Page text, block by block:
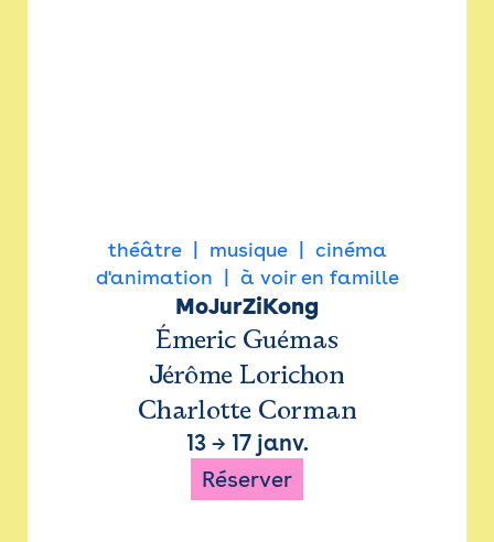
théâtre musique
cinéma
d'animation
à voir en famille
MoJurZiKong
Émeric Guémas
Jérôme Lorichon
Charlotte Corman
13→ 17 janv.
Réserver